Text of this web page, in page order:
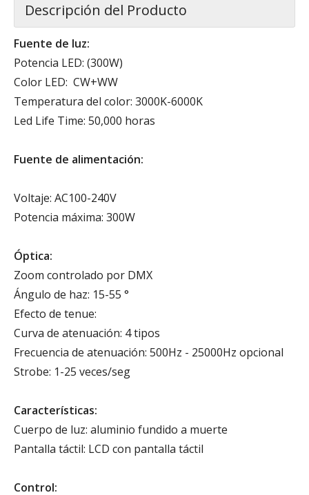
Descripción del Producto
Fuente de luz:
Potencia LED: (300W)
Color LED: CW+WW
Temperatura del color: 3000K-6000K
Led Life Time: 50,000 horas
Fuente de alimentación:
Voltaje: AC100-240V
Potencia máxima: 300W
Óptica:
Zoom controlado por DMX
Ángulo de haz: 15-55 °
Efecto de tenue:
Curva de atenuación: 4 tipos
Frecuencia de atenuación: 500Hz - 25000Hz opcional
Strobe: 1-25 veces/seg
Características:
Cuerpo de luz: aluminio fundido a muerte
Pantalla táctil: LCD con pantalla táctil
Control: